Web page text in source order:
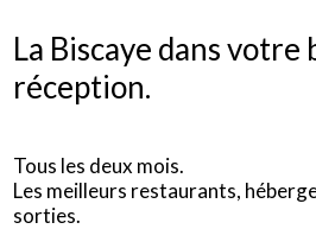
La Biscaye dans votre
réception.
Tous les deux mois.
Les meilleurs restaurants,
sorties.